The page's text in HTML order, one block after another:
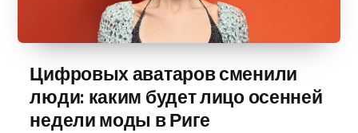
Цифровых аватаров сменили
люди: каким будет лицо осенней
недели моды в Риге